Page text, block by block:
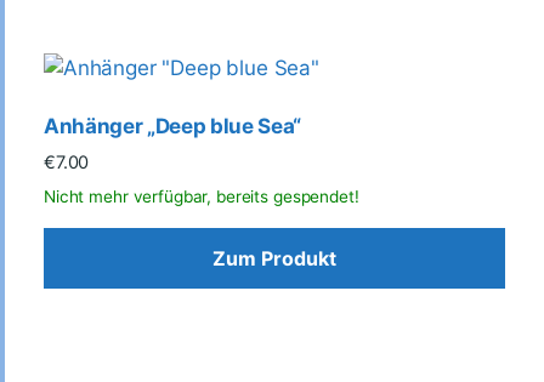
Anhänger „Deep blue Sea“
€7.00
Zum Produkt